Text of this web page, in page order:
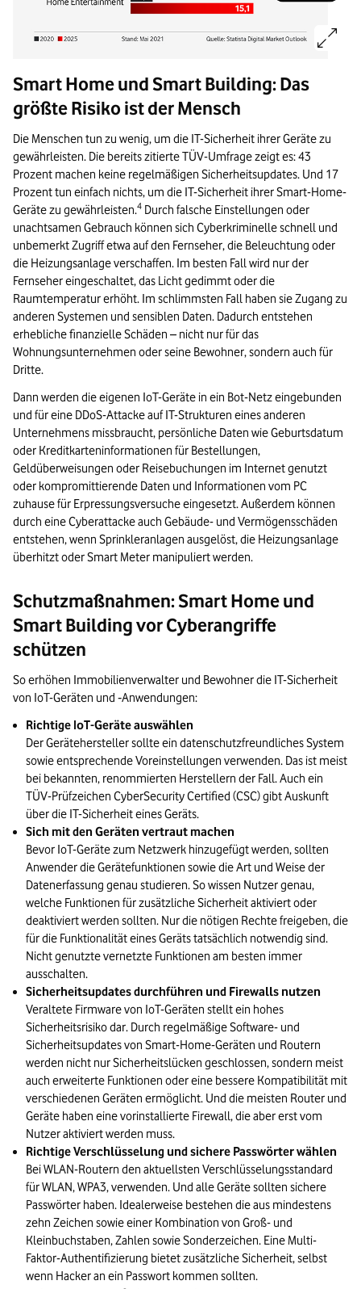
Bildinformationen:
Geschätzte Entwicklung der Nutzung von Smart-Home-
2020 nutzten 5, Millionen Haushalte „Vernetzung & Steuerung“,
„Komfort & Licht“ steigt von 4,9 auf 20,1 Millionen, „Energy
„Smarte Haushaltsgeräte“ wachsen von 3,0 auf 12,6 Millionen,
„Home Entertainment“ steigt von 2,7 auf 15,1 Millionen Haushalte.
Dargestellt sind Balkendiagramme mit Werten für 2020 (schwarz)
Quelle: Statista Digital Market Outlook, Stand: Mai 2021
Ende der Bildinformationen.
Smart Home und Smart Building: Das
größte Risiko ist der Mensch
Die Menschen tun zu wenig, um die IT-Sicherheit ihrer Geräte zu
gewährleisten. Die bereits zitierte TÜV-Umfrage zeigt es: 43
Prozent machen keine regelmäßigen Sicherheitsupdates. Und 17
Prozent tun einfach nichts, um die IT-Sicherheit ihrer Smart-Home-
Geräte zu gewährleisten.4 Durch falsche Einstellungen oder
unachtsamen Gebrauch können sich Cyberkriminelle schnell und
unbemerkt Zugriff etwa auf den Fernseher, die Beleuchtung oder
die Heizungsanlage verschaffen. Im besten Fall wird nur der
Fernseher eingeschaltet, das Licht gedimmt oder die
Raumtemperatur erhöht. Im schlimmsten Fall haben sie Zugang zu
anderen Systemen und sensiblen Daten. Dadurch entstehen
erhebliche finanzielle Schäden – nicht nur für das
Wohnungsunternehmen oder seine Bewohner, sondern auch für
Dritte.
Dann werden die eigenen IoT-Geräte in ein Bot-Netz eingebunden
und für eine DDoS-Attacke auf IT-Strukturen eines anderen
Unternehmens missbraucht, persönliche Daten wie Geburtsdatum
oder Kreditkarteninformationen für Bestellungen,
Geldüberweisungen oder Reisebuchungen im Internet genutzt
oder kompromittierende Daten und Informationen vom PC
zuhause für Erpressungsversuche eingesetzt. Außerdem können
durch eine Cyberattacke auch Gebäude- und Vermögensschäden
entstehen, wenn Sprinkleranlagen ausgelöst, die Heizungsanlage
überhitzt oder Smart Meter manipuliert werden.
Schutzmaßnahmen: Smart Home und
Smart Building vor Cyberangriffe
schützen
So erhöhen Immobilienverwalter und Bewohner die IT-Sicherheit
von IoT-Geräten und ‑Anwendungen:
Richtige IoT-Geräte auswählen
Der Gerätehersteller sollte ein datenschutzfreundliches System
sowie entsprechende Voreinstellungen verwenden. Das ist meist
bei bekannten, renommierten Herstellern der Fall. Auch ein
TÜV-Prüfzeichen CyberSecurity Certified (CSC) gibt Auskunft
über die IT-Sicherheit eines Geräts.
Sich mit den Geräten vertraut machen
Bevor IoT-Geräte zum Netzwerk hinzugefügt werden, sollten
Anwender die Gerätefunktionen sowie die Art und Weise der
Datenerfassung genau studieren. So wissen Nutzer genau,
welche Funktionen für zusätzliche Sicherheit aktiviert oder
deaktiviert werden sollten. Nur die nötigen Rechte freigeben, die
für die Funktionalität eines Geräts tatsächlich notwendig sind.
Nicht genutzte vernetzte Funktionen am besten immer
ausschalten.
Sicherheitsupdates durchführen und Firewalls nutzen
Veraltete Firmware von IoT-Geräten stellt ein hohes
Sicherheitsrisiko dar. Durch regelmäßige Software- und
Sicherheitsupdates von Smart-Home-Geräten und Routern
werden nicht nur Sicherheitslücken geschlossen, sondern meist
auch erweiterte Funktionen oder eine bessere Kompatibilität mit
verschiedenen Geräten ermöglicht. Und die meisten Router und
Geräte haben eine vorinstallierte Firewall, die aber erst vom
Nutzer aktiviert werden muss.
Richtige Verschlüsselung und sichere Passwörter wählen
Bei WLAN-Routern den aktuellsten Verschlüsselungsstandard
für WLAN, WPA3, verwenden. Und alle Geräte sollten sichere
Passwörter haben. Idealerweise bestehen die aus mindestens
zehn Zeichen sowie einer Kombination von Groß- und
Kleinbuchstaben, Zahlen sowie Sonderzeichen. Eine Multi-
Faktor-Authentifizierung bietet zusätzliche Sicherheit, selbst
wenn Hacker an ein Passwort kommen sollten.